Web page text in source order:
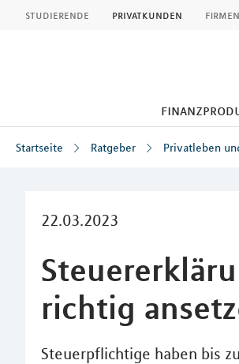
studierende privatkunden
Startseite Ratgeber Privatleben
22.03.2023
richtig
Steuerpflichtige haben bis